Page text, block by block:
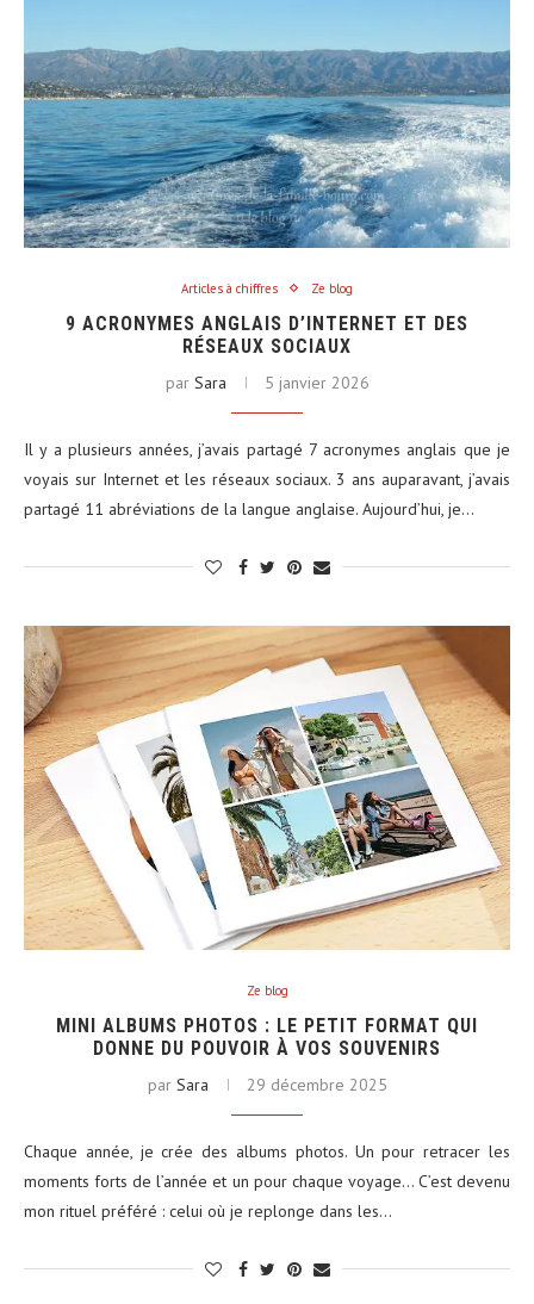
Articles à chiffres Ze blog
9 ACRONYMES ANGLAIS D’INTERNET ET DES
RÉSEAUX SOCIAUX
par Sara 5 janvier 2026
Il y a plusieurs années, j’avais partagé 7 acronymes anglais que je
voyais sur Internet et les réseaux sociaux. 3 ans auparavant, j’avais
partagé 11 abréviations de la langue anglaise. Aujourd’hui, je…
Ze blog
MINI ALBUMS PHOTOS : LE PETIT FORMAT QUI
DONNE DU POUVOIR À VOS SOUVENIRS
par Sara 29 décembre 2025
Chaque année, je crée des albums photos. Un pour retracer les
moments forts de l’année et un pour chaque voyage… C’est devenu
mon rituel préféré : celui où je replonge dans les…